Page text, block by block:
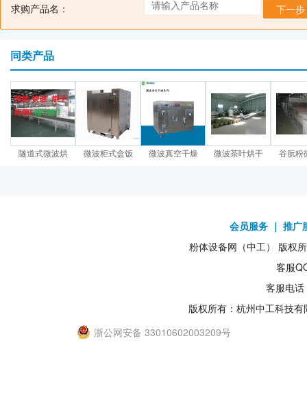
求购产品名：
下一步
同类产品
隧道式微波烘 微波柜式盒饭 微波真空干燥 微波茶叶烘干 谷朊粉
会员服务 ｜ 推广
粉体设备网（中工） 版权
客服
客服电
版权所有：杭州中工科技
浙公网安备 33010602003209号